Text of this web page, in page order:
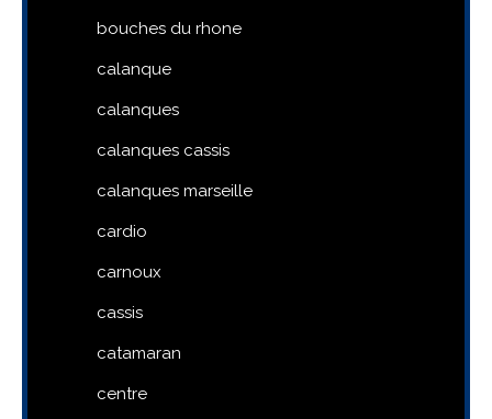
bouches du rhone
calanque
calanques
calanques cassis
calanques marseille
cardio
carnoux
cassis
catamaran
centre